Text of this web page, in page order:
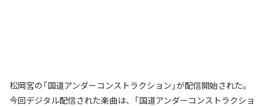
松岡宮の「国道アンダーコンストラクション」が配信開始された。
今回デジタル配信された楽曲は、「国道アンダーコンストラクショ